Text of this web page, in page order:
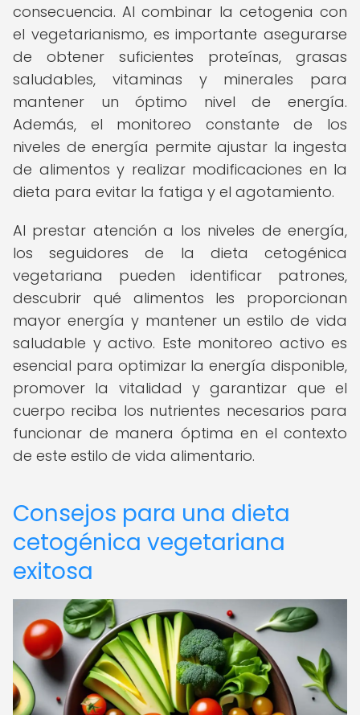
consecuencia. Al combinar la cetogenia con
el vegetarianismo, es importante asegurarse
de obtener suficientes proteínas, grasas
saludables, vitaminas y minerales para
mantener un óptimo nivel de energía.
Además, el monitoreo constante de los
niveles de energía permite ajustar la ingesta
de alimentos y realizar modificaciones en la
dieta para evitar la fatiga y el agotamiento.
Al prestar atención a los niveles de energía,
los seguidores de la dieta cetogénica
vegetariana pueden identificar patrones,
descubrir qué alimentos les proporcionan
mayor energía y mantener un estilo de vida
saludable y activo. Este monitoreo activo es
esencial para optimizar la energía disponible,
promover la vitalidad y garantizar que el
cuerpo reciba los nutrientes necesarios para
funcionar de manera óptima en el contexto
de este estilo de vida alimentario.
Consejos para una dieta
cetogénica vegetariana
exitosa